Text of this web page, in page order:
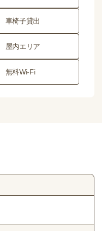
車椅子貸出
屋内エリア
無料Wi-Fi